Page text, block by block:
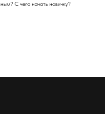
С чего начать новичку?